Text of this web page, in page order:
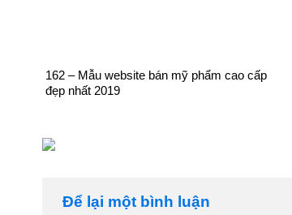
162 – Mẫu website bán mỹ phẩm cao cấp
đẹp nhất 2019
Để lại một bình luận